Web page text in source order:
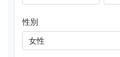
性別